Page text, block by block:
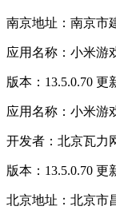
南京地址：南京市
应用名称：小米游
版本：13.5.0.70 更
应用名称：小米游
开发者：北京瓦力
版本：13.5.0.70 更
北京地址：北京市